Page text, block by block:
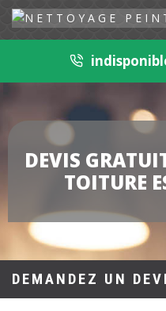
DEVIS
TOITURE
DEMANDEZ UN